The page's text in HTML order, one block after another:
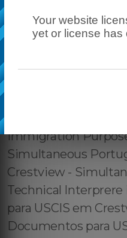
Your website
yet or license has